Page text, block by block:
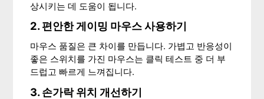
상시키는 데 도움이 됩니다.
2. 편안한 게이밍 마우스 사용하기
마우스 품질은 큰 차이를 만듭니다. 가볍고 반응성이
좋은 스위치를 가진 마우스는 클릭 테스트 중 더 부
드럽고 빠르게 느껴집니다.
3. 손가락 위치 개선하기